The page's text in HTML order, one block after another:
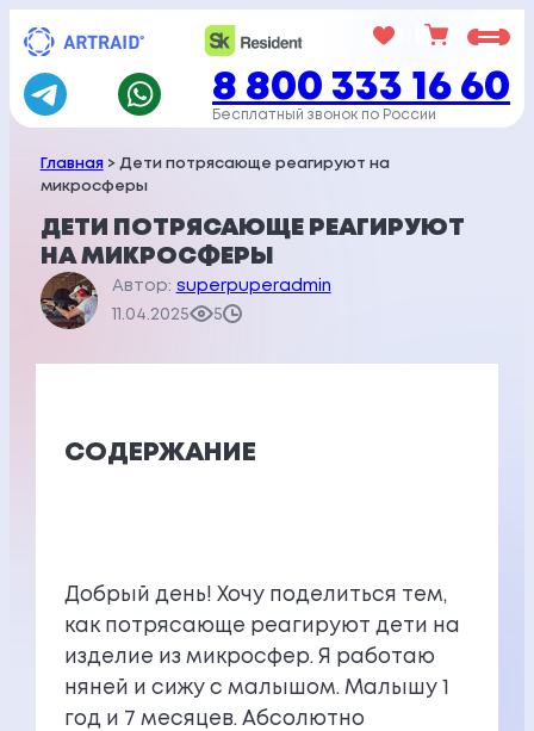
Перейти
содержимому
8 800 333 16 60
Бесплатный звонок по России
Главная> Дети потрясающе реагируют на
микросферы
ДЕТИ ПОТРЯСАЮЩЕ РЕАГИРУЮТ
НА МИКРОСФЕРЫ
Автор: superpuperadmin
11.04.2025 5
СОДЕРЖАНИЕ
Добрый день! Хочу поделиться тем,
как потрясающе реагируют дети на
изделие из микросфер. Я работаю
няней и сижу с малышом. Малышу 1
год и 7 месяцев. Абсолютно